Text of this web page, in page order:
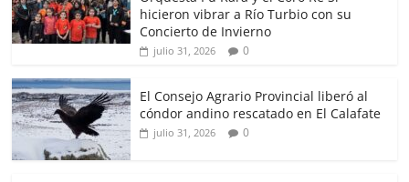
hicieron vibrar a Río Turbio con su
Concierto de Invierno
julio 31, 2026 0
El Consejo Agrario Provincial liberó al
cóndor andino rescatado en El Calafate
julio 31, 2026 0